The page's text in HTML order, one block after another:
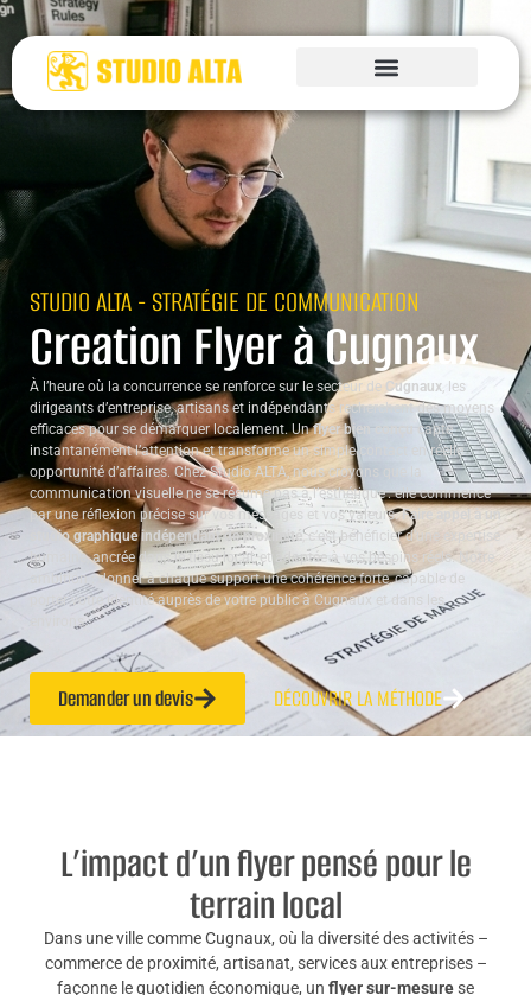
STUDIO ALTA - STRATÉGIE DE COMMUNICATION
Creation Flyer à Cugnaux
À l’heure où la concurrence se renforce sur le secteur de Cugnaux, les
dirigeants d’entreprise, artisans et indépendants recherchent des moyens
efficaces pour se démarquer localement. Unflyer bien conçu
capte
instantanément l’attention et transforme un simple contact en réelle
opportunité d’affaires. Chez Studio ALTA, nous croyons que la
communication visuelle ne se résume pas à l’esthétique : elle commence
par une réflexion précise sur vos messages et vos valeurs.Faire appel à un
studio graphique indépendant de proximité, c’est bénéficier d’une expertise
humaine, ancrée dans le tissu local, et adaptée à vos besoins réels. Notre
ambition : donner à chaque support une cohérence forte, capable de
porter votre identité auprès de votre public à Cugnaux et dans les
environs.
Demander un devis DÉCOUVRIR LA MÉTHODE
L’impact d’un flyer pensé pour le
terrain local
Dans une ville comme Cugnaux, où la diversité des activités –
commerce de proximité, artisanat, services aux entreprises –
façonne le quotidien économique, un flyer sur-mesurese